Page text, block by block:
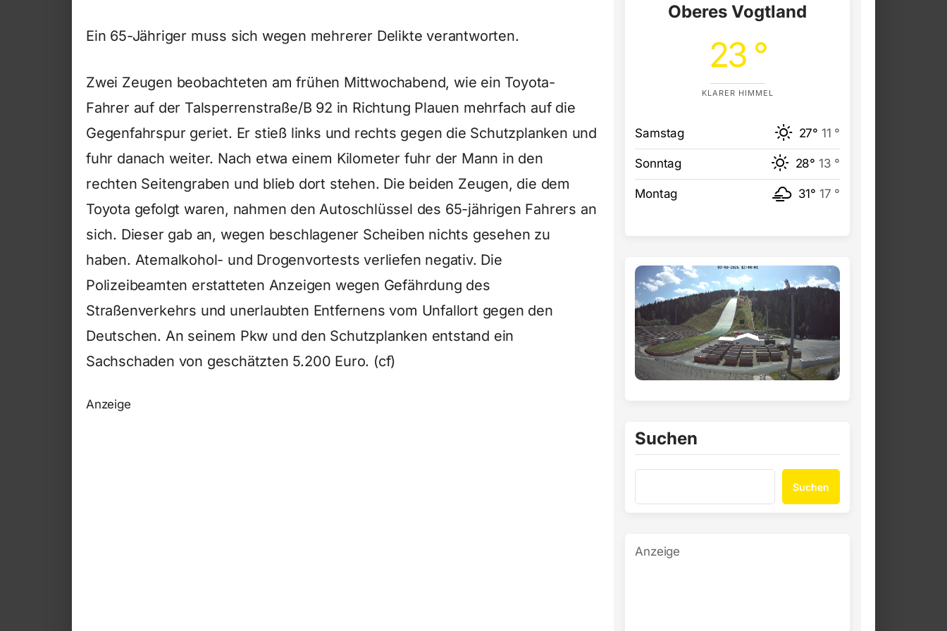
Ein 65-Jähriger muss sich wegen mehrerer Delikte verantworten.
Zwei Zeugen beobachteten am frühen Mittwochabend, wie ein Toyota-
Fahrer auf der Talsperrenstraße/B 92 in Richtung Plauen mehrfach auf die
Gegenfahrspur geriet. Er stieß links und rechts gegen die Schutzplanken und
fuhr danach weiter. Nach etwa einem Kilometer fuhr der Mann in den
rechten Seitengraben und blieb dort stehen. Die beiden Zeugen, die dem
Toyota gefolgt waren, nahmen den Autoschlüssel des 65-jährigen Fahrers an
sich. Dieser gab an, wegen beschlagener Scheiben nichts gesehen zu
haben. Atemalkohol- und Drogenvortests verliefen negativ. Die
Polizeibeamten erstatteten Anzeigen wegen Gefährdung des
Straßenverkehrs und unerlaubten Entfernens vom Unfallort gegen den
Deutschen. An seinem Pkw und den Schutzplanken entstand ein
Sachschaden von geschätzten 5.200 Euro. (cf)
Anzeige
Oberes Vogtland
23 °
KLARER HIMMEL
Samstag 27° 11 °
Sonntag 28° 13 °
Montag 31° 17 °
Suchen
Suchen
Anzeige